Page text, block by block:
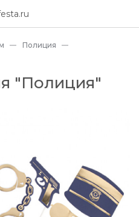
Полиция
"Полиция"